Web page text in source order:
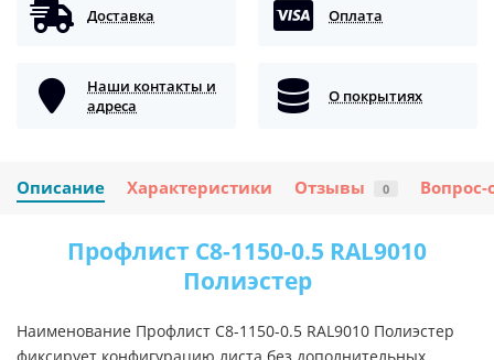
Доставка Оплата
Наши контакты и
адреса
О покрытиях
Описание Характеристики Отзывы 0 Вопрос-
Профлист С8-1150-0.5 RAL9010
Полиэстер
Наименование Профлист С8-1150-0.5 RAL9010 Полиэстер